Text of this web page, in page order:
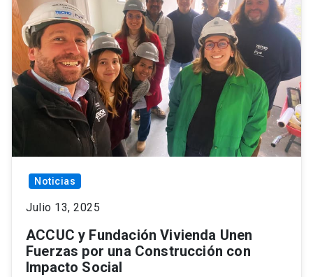
Noticias
Julio 13, 2025
ACCUC y Fundación Vivienda Unen
Fuerzas por una Construcción con
Impacto Social